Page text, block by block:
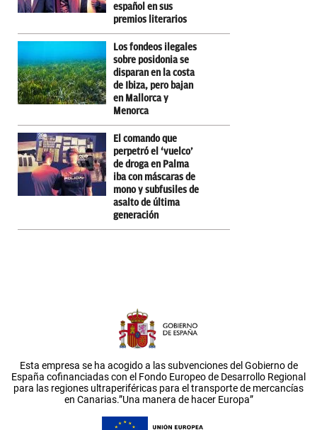
español en sus
premios literarios
Los fondeos ilegales
sobre posidonia se
disparan en la costa
de Ibiza, pero bajan
en Mallorca y
Menorca
El comando que
perpetró el ‘vuelco’
de droga en Palma
iba con máscaras de
mono y subfusiles de
asalto de última
generación
Esta empresa se ha acogido a las subvenciones del Gobierno de
España cofinanciadas con el Fondo Europeo de Desarrollo Regional
para las regiones ultraperiféricas para el transporte de mercancías
en Canarias.”Una manera de hacer Europa”